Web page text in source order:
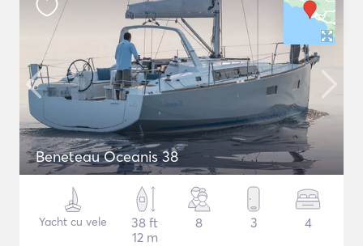
Beneteau Oceanis 38
Yacht cu vele
38 ft
12 m
8 3 4